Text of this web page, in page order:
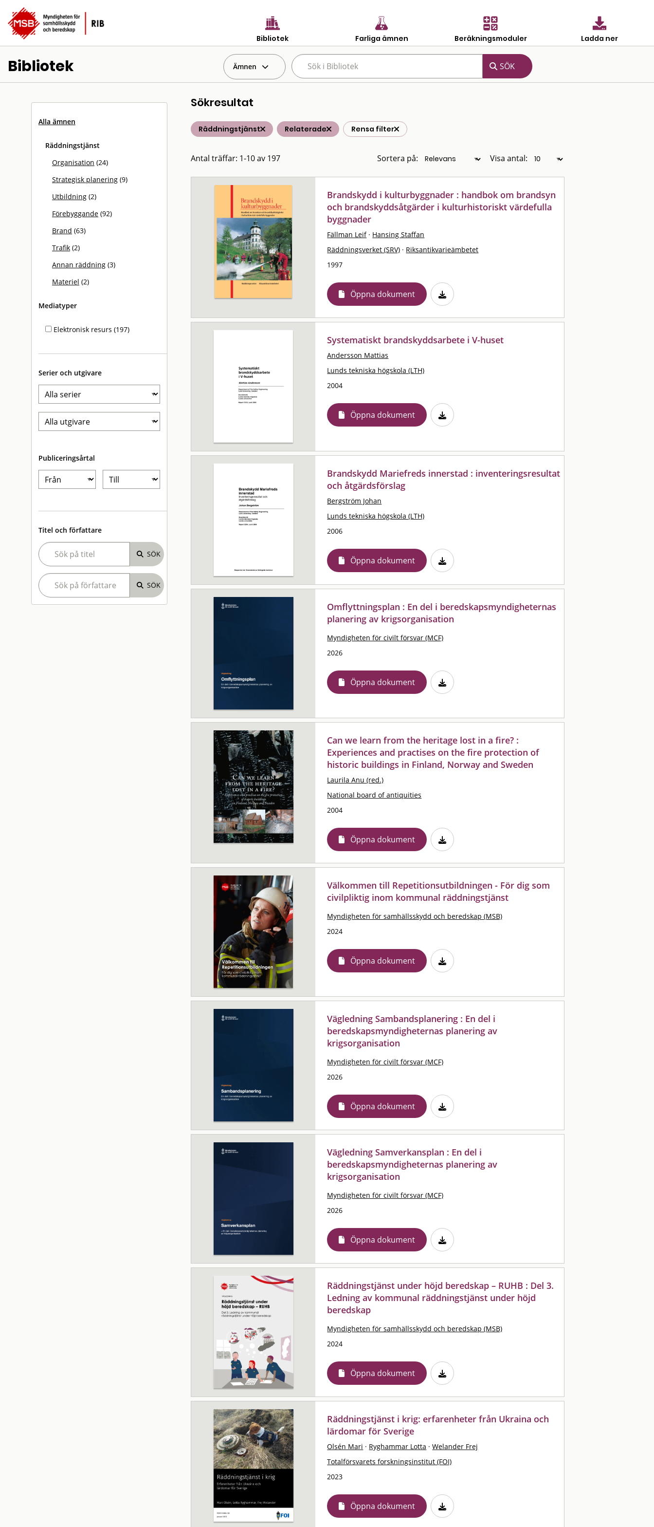
Bibliotek Farliga ämnen Beräkningsmoduler Ladda ner
Bibliotek Ämnen
Alla ämnen
Räddningstjänst
Organisation (24)
Strategisk planering (9)
Utbildning (2)
Förebyggande (92)
Brand (63)
Trafik (2)
Annan räddning (3)
Materiel (2)
Mediatyper
Elektronisk resurs (197)
Serier och utgivare
Publiceringsårtal
Titel och författare
Sökresultat
Räddningstjänst Relaterade Rensa filter
Antal träffar: 1-10 av 197 Sortera på: Visa antal:
Brandskydd i kulturbyggnader : handbok om brandsyn
och brandskyddsåtgärder i kulturhistoriskt värdefulla
byggnader
Fällman Leif · Hansing Staffan
Räddningsverket (SRV) · Riksantikvarieämbetet
1997
Öppna dokument
Systematiskt brandskyddsarbete i V-huset
Andersson Mattias
Lunds tekniska högskola (LTH)
2004
Öppna dokument
Brandskydd Mariefreds innerstad : inventeringsresultat
och åtgärdsförslag
Bergström Johan
Lunds tekniska högskola (LTH)
2006
Öppna dokument
Omflyttningsplan : En del i beredskapsmyndigheternas
planering av krigsorganisation
Myndigheten för civilt försvar (MCF)
2026
Öppna dokument
Can we learn from the heritage lost in a fire? :
Experiences and practises on the fire protection of
historic buildings in Finland, Norway and Sweden
Laurila Anu (red.)
National board of antiquities
2004
Öppna dokument
Välkommen till Repetitionsutbildningen - För dig som
civilpliktig inom kommunal räddningstjänst
Myndigheten för samhällsskydd och beredskap (MSB)
2024
Öppna dokument
Vägledning Sambandsplanering : En del i
beredskapsmyndigheternas planering av
krigsorganisation
Myndigheten för civilt försvar (MCF)
2026
Öppna dokument
Vägledning Samverkansplan : En del i
beredskapsmyndigheternas planering av
krigsorganisation
Myndigheten för civilt försvar (MCF)
2026
Öppna dokument
Räddningstjänst under höjd beredskap – RUHB : Del 3.
Ledning av kommunal räddningstjänst under höjd
beredskap
Myndigheten för samhällsskydd och beredskap (MSB)
2024
Öppna dokument
Räddningstjänst i krig: erfarenheter från Ukraina och
lärdomar för Sverige
Olsén Mari · Ryghammar Lotta · Welander Frej
Totalförsvarets forskningsinstitut (FOI)
2023
Öppna dokument